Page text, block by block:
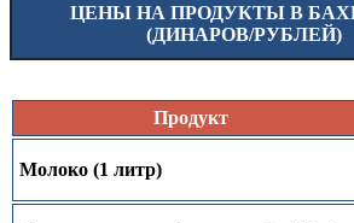
ЦЕНЫ НА ПРОДУКТЫ В
(ДИНАРОВ/РУБЛЕЙ)
Продукт
Молоко (1 литр)